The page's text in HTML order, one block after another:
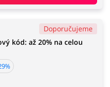
Doporučujeme
kód: až 20% na celou